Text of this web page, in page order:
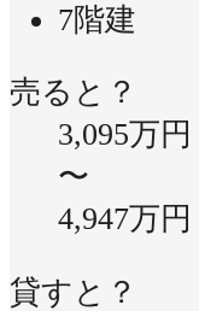
7階建
売ると？
3,095万円
〜
4,947万円
貸すと？